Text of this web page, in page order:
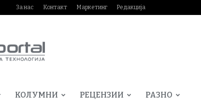
За нас Контакт Маркетинг Редакција
КОЛУМНИ РЕЦЕНЗИИ РАЗНО